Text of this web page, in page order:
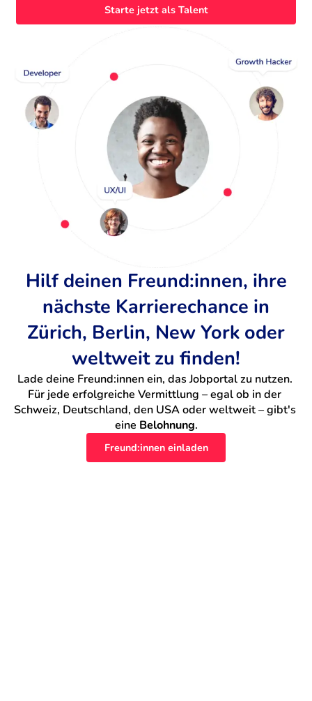
Starte jetzt als Talent
Hilf deinen Freund:innen, ihre
nächste Karrierechance in
Zürich, Berlin, New York oder
weltweit zu finden!
Lade deine Freund:innen ein, das Jobportal zu nutzen.
Für jede erfolgreiche Vermittlung – egal ob in der
Schweiz, Deutschland, den USA oder weltweit – gibt's
eine Belohnung.
Freund:innen einladen